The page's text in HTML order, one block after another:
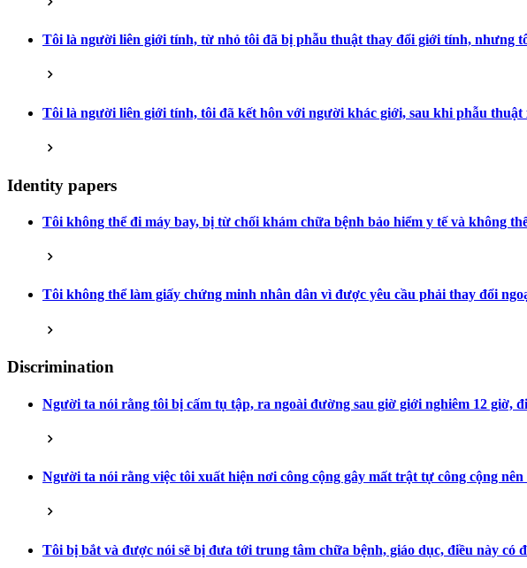
Tôi là người liên giới tính, từ nhỏ tôi đã bị phẫu thuật thay đổi giới tính, nhưng
Tôi là người liên giới tính, tôi đã kết hôn với người khác giới, sau khi phẫu
Identity papers
Tôi không thể đi máy bay, bị từ chối khám chữa bệnh bảo hiểm y tế và không
Tôi không thể làm giấy chứng minh nhân dân vì được yêu cầu phải thay đổi
Discrimination
Người ta nói rằng tôi bị cấm tụ tập, ra ngoài đường sau giờ giới nghiêm 12 giờ,
Người ta nói rằng việc tôi xuất hiện nơi công cộng gây mất trật tự công cộng
Tôi bị bắt và được nói sẽ bị đưa tới trung tâm chữa bệnh, giáo dục, điều này có